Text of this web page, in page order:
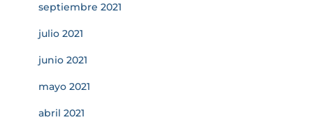
septiembre 2021
julio 2021
junio 2021
mayo 2021
abril 2021